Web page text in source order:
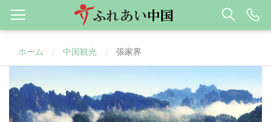
ホーム / 中国観光 / 張家界